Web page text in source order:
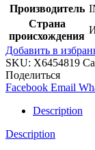
Производитель
Страна
происхождения
Добавить в
SKU: X6454819
Поделиться
Facebook Email
Description
Description